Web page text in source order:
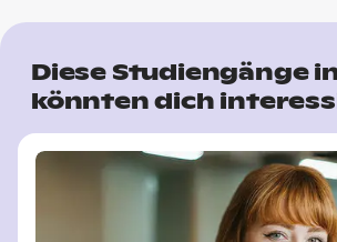
Diese Studiengänge
könnten dich